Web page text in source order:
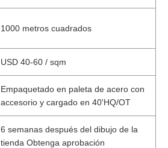
1000 metros cuadrados
USD 40-60 / sqm
Empaquetado en paleta de acero con
accesorio y cargado en 40'HQ/OT
6 semanas después del dibujo de la
tienda Obtenga aprobación